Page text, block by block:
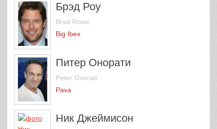
Брэд Роу
Brad Rowe
Big Ibex
Питер Онорати
Peter Onorati
Pava
Ник Джеймисон